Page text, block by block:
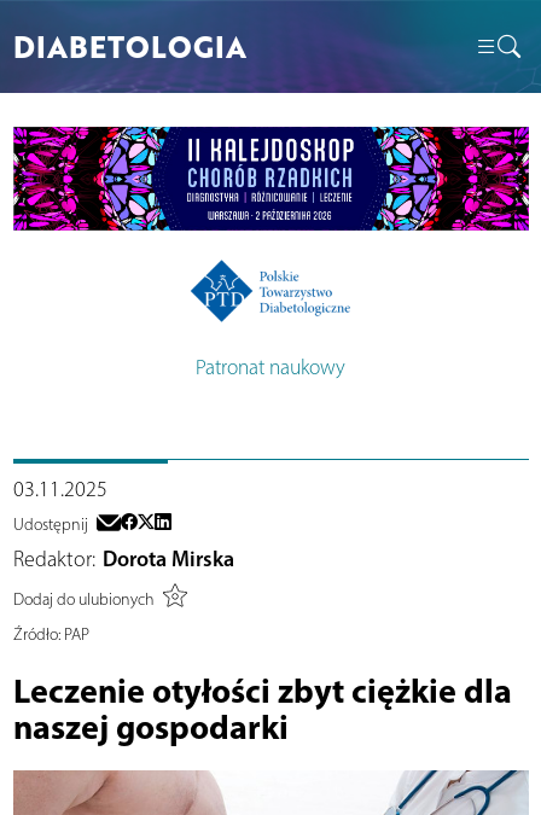
DIABETOLOGIA
Patronat naukowy
03.11.2025
Udostępnij
Redaktor: Dorota Mirska
Dodaj do ulubionych
Źródło:PAP
Leczenie otyłości zbyt ciężkie dla
naszej gospodarki